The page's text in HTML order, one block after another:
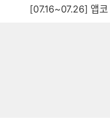
[07.16~07.26] 앱코